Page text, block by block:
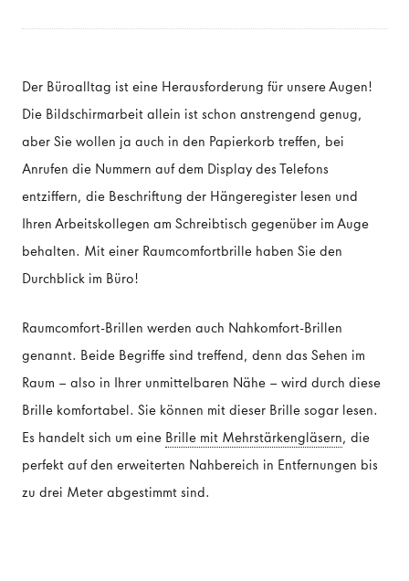
Der Büroalltag ist eine Herausforderung für unsere Augen!
Die Bildschirmarbeit allein ist schon anstrengend genug,
aber Sie wollen ja auch in den Papierkorb treffen, bei
Anrufen die Nummern auf dem Display des Telefons
entziffern, die Beschriftung der Hängeregister lesen und
Ihren Arbeitskollegen am Schreibtisch gegenüber im Auge
behalten. Mit einer Raumcomfortbrille haben Sie den
Durchblick im Büro!
Raumcomfort-Brillen werden auch Nahkomfort-Brillen
genannt. Beide Begriffe sind treffend, denn das Sehen im
Raum – also in Ihrer unmittelbaren Nähe – wird durch diese
Brille komfortabel. Sie können mit dieser Brille sogar lesen.
Es handelt sich um eine Brille mit Mehrstärkengläsern, die
perfekt auf den erweiterten Nahbereich in Entfernungen bis
zu drei Meter abgestimmt sind.